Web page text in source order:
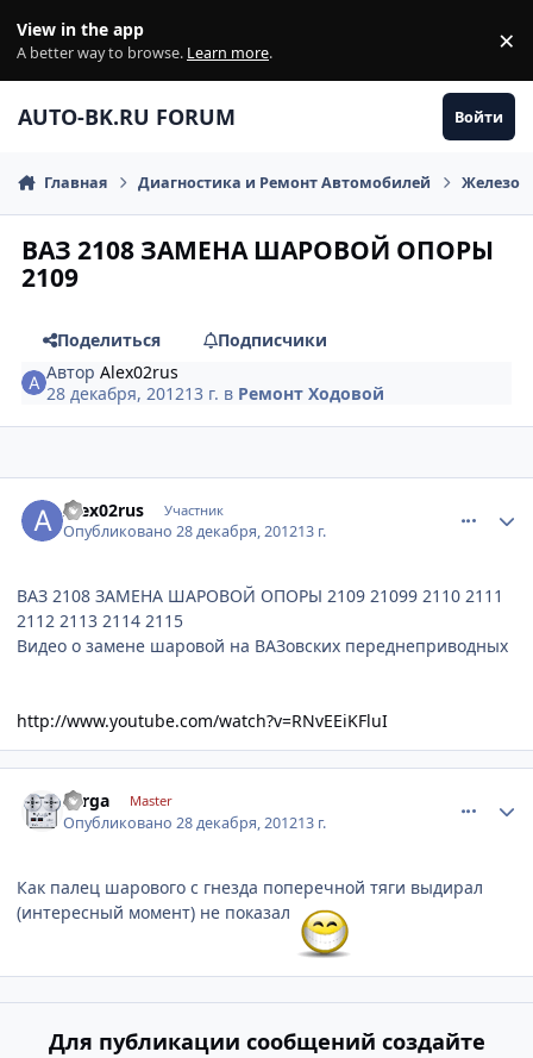
View in the app
A better way to browse. Learn more. ×
AUTO-BK.RU FORUM Войти
Главная Диагностика и Ремонт Автомобилей Железо
ВАЗ 2108 ЗАМЕНА ШАРОВОЙ ОПОРЫ
2109
Поделиться
Подписчики
АвторAlex02rus
28 декабря, 201213 г. в Ремонт Ходовой
Alex02rus Участник
Опубликовано28 декабря, 201213 г.
ВАЗ 2108 ЗАМЕНА ШАРОВОЙ ОПОРЫ 2109 21099 2110 2111
2112 2113 2114 2115
Видео о замене шаровой на ВАЗовских переднеприводных
http://www.youtube.com/watch?v=RNvEEiKFluI
Serga Master
Опубликовано28 декабря, 201213 г.
Как палец шарового с гнезда поперечной тяги выдирал
(интересный момент) не показал
Для публикации сообщений создайте